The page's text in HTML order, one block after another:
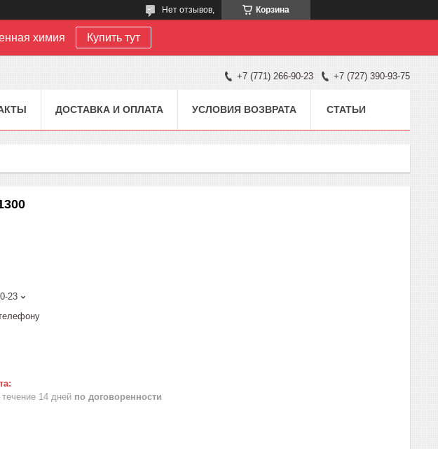
Корзина
Нет отзывов,
химия Купить тут
+7 (771) 266-90-23 +7 (727) 390-93-75
ДОСТАВКА И ОПЛАТА УСЛОВИЯ ВОЗВРАТА СТАТЬИ
23
течение 14 дней по договоренности